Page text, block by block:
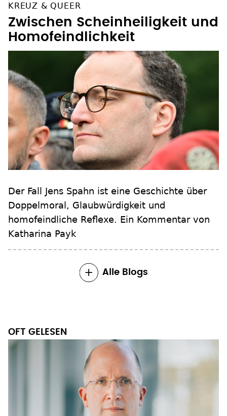
KREUZ & QUEER
Zwischen Scheinheiligkeit und
Homofeindlichkeit
Der Fall Jens Spahn ist eine Geschichte über
Doppelmoral, Glaubwürdigkeit und
homofeindliche Reflexe. Ein Kommentar von
Katharina Payk
Alle Blogs
OFT GELESEN